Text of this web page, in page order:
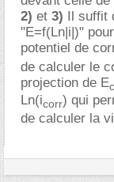
2) et 3) Il suffit
"E=f(Ln|i|)"
potentiel de
de calculer le
projection de E
Ln(icorr) qui
de calculer la